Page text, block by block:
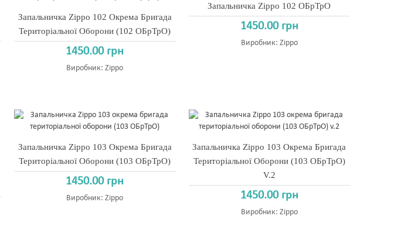
Запальничка Zippo 102 Окрема Бригада
Територіальної Оборони (102 ОБрТрО)
1450.00 грн
Виробник:Zippo
Запальничка Zippo 102 ОБрТрО
1450.00 грн
Виробник: Zippo
Запальничка Zippo 103 Окрема Бригада
Територіальної Оборони (103 ОБрТрО)
1450.00 грн
Виробник:Zippo
Запальничка Zippo 103 Окрема Бригада
Територіальної Оборони (103 ОБрТрО)
V.2
1450.00 грн
Виробник: Zippo